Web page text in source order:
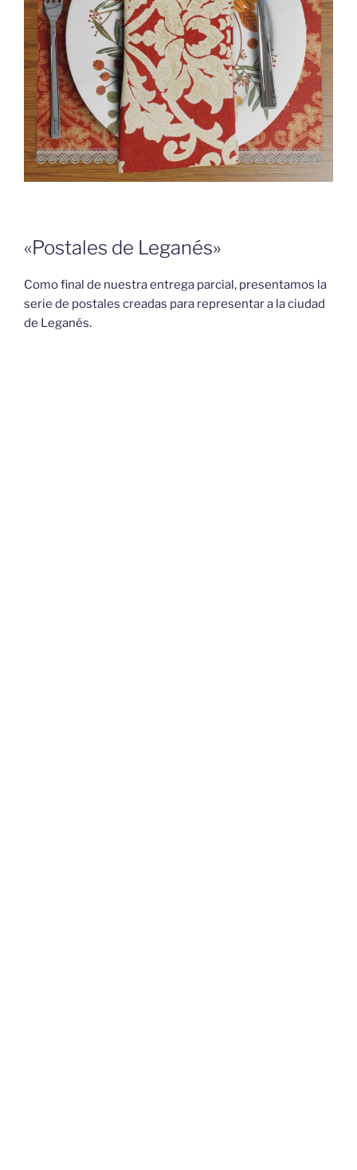
«Postales de Leganés»
Como final de nuestra entrega parcial, presentamos la
serie de postales creadas para representar a la ciudad
de Leganés.